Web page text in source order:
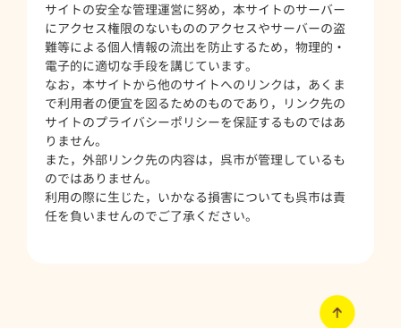
サイトの安全な管理運営に努め，本サイトのサーバー
にアクセス権限のないもののアクセスやサーバーの盗
難等による個人情報の流出を防止するため，物理的・
電子的に適切な手段を講じています。
なお，本サイトから他のサイトへのリンクは，あくま
で利用者の便宜を図るためのものであり，リンク先の
サイトのプライバシーポリシーを保証するものではあ
りません。
また，外部リンク先の内容は，呉市が管理しているも
のではありません。
利用の際に生じた，いかなる損害についても呉市は責
任を負いませんのでご了承ください。